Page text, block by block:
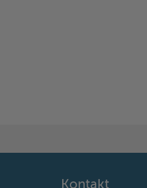
Kontakt